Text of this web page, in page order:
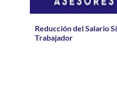
Reducción del Salario
Trabajador